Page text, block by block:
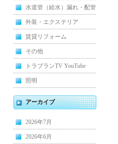
水道管（給水）漏れ・配管
外装・エクステリア
賃貸リフォーム
その他
トラブランTV YouTube
照明
アーカイブ
2026年7月
2026年6月